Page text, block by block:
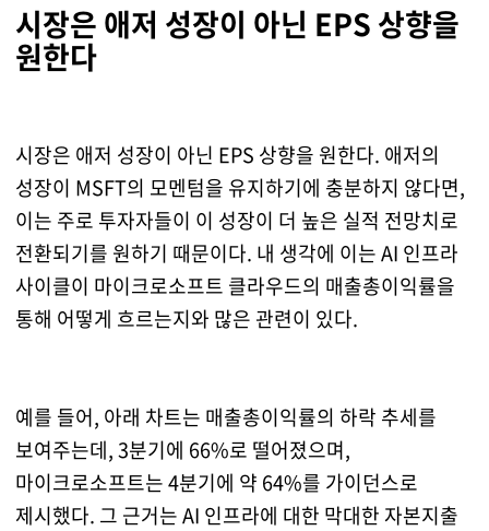
시장은 애저 성장이 아닌 EPS 상향을
원한다
시장은 애저 성장이 아닌 EPS 상향을 원한다. 애저의
성장이 MSFT의 모멘텀을 유지하기에 충분하지 않다면,
이는 주로 투자자들이 이 성장이 더 높은 실적 전망치로
전환되기를 원하기 때문이다. 내 생각에 이는 AI 인프라
사이클이 마이크로소프트 클라우드의 매출총이익률을
통해 어떻게 흐르는지와 많은 관련이 있다.
예를 들어, 아래 차트는 매출총이익률의 하락 추세를
보여주는데, 3분기에 66%로 떨어졌으며,
마이크로소프트는 4분기에 약 64%를 가이던스로
제시했다. 그 근거는 AI 인프라에 대한 막대한 자본지출